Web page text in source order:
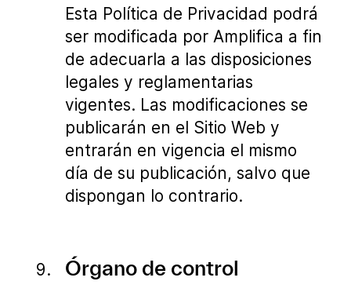
Esta Política de Privacidad podrá
ser modificada por Amplifica a fin
de adecuarla a las disposiciones
legales y reglamentarias
vigentes. Las modificaciones se
publicarán en el Sitio Web y
entrarán en vigencia el mismo
día de su publicación, salvo que
dispongan lo contrario.
Órgano de control